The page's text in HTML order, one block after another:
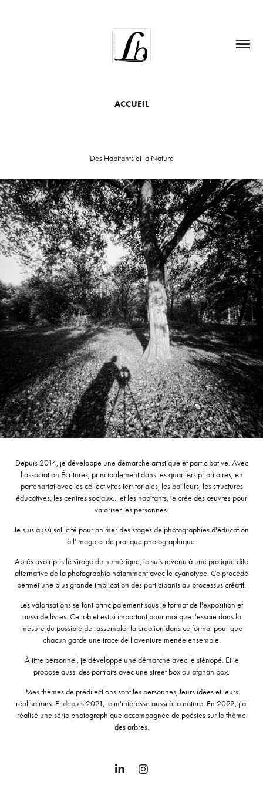
ACCUEIL
Des Habitants et la Nature
Depuis 2014, je développe une démarche artistique et participative. Avec
l'association Écritures, principalement dans les quartiers prioritaires, en
partenariat avec les collectivités territoriales, les bailleurs, les structures
éducatives, les centres sociaux... et les habitants, je crée des œuvres pour
valoriser les personnes.
Je suis aussi sollicité pour animer des stages de photographies d'éducation
à l'image et de pratique photographique.
Après avoir pris le virage du numérique, je suis revenu à une pratique dite
alternative de la photographie notamment avec le cyanotype. Ce procédé
permet une plus grande implication des participants au processus créatif.
Les valorisations se font principalement sous le format de l'exposition et
aussi de livres. Cet objet est si important pour moi que j'essaie dans la
mesure du possible de rassembler la création dans ce format pour que
chacun garde une trace de l'aventure menée ensemble.
À titre personnel, je développe une démarche avec le sténopé. Et je
propose aussi des portraits avec une street box ou afghan box.
Mes thèmes de prédilections sont les personnes, leurs idées et leurs
réalisations. Et depuis 2021, je m'intéresse aussi à la nature. En 2022, j'ai
réalisé une série photographique accompagnée de poésies sur le thème
des arbres.